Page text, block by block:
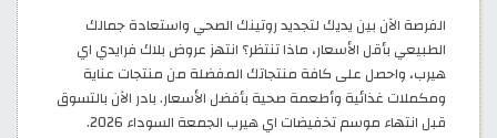
الفرصة الآن بين يديك لتجديد روتينك الصحي واستعادة جمالك
الطبيعي بأقل الأسعار، ماذا تنتظر؟ انتهز عروض بلاك فرايدي اي
هيرب، واحصل على كافة منتجاتك المفضلة من منتجات عناية
ومكملات غذائية وأطعمة صحية بأفضل الأسعار. بادر الآن بالتسوق
قبل انتهاء موسم تخفيضات اي هيرب الجمعة السوداء 2026.